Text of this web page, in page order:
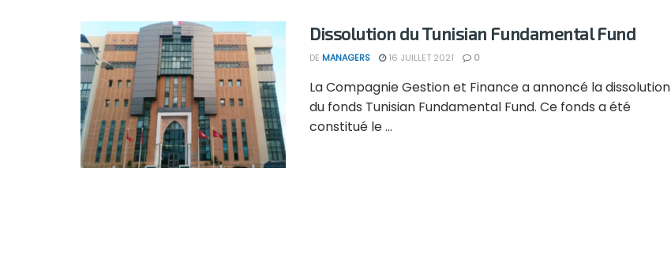
Dissolution du Tunisian Fundamental Fund
DE MANAGERS 16 JUILLET 2021 0
La Compagnie Gestion et Finance a annoncé la dissolution
du fonds Tunisian Fundamental Fund. Ce fonds a été
constitué le ...